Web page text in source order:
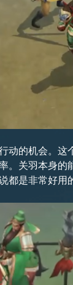
的机会。
关羽本身
是非常好用